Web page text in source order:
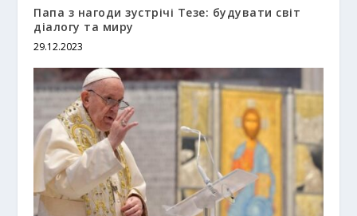
Папа з нагоди зустрічі Тезе: будувати світ
діалогу та миру
29.12.2023